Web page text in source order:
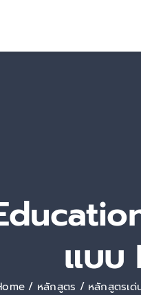
แบบ
หลักสูตร หลักสูตรเด่